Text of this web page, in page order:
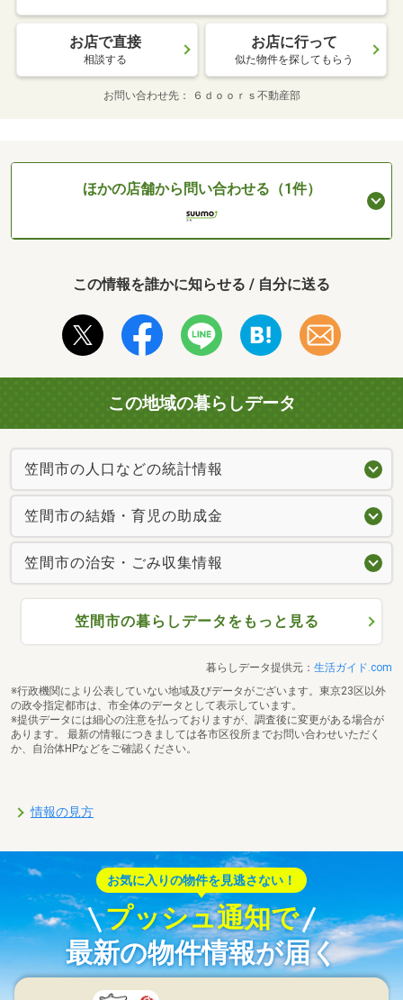
お店で直接
相談する
お店に行って
似た物件を探してもらう
お問い合わせ先 ６ｄｏｏｒｓ不動産部
ほかの店舗から問い合わせる（1件）
この情報を誰かに知らせる / 自分に送る
この地域の暮らしデータ
笠間市の人口などの統計情報
笠間市の結婚・育児の助成金
笠間市の治安・ごみ収集情報
笠間市の暮らしデータをもっと見る
暮らしデータ提供元： 生活ガイド.com
※行政機関により公表していない地域及びデータがございます。東京23区以外
の政令指定都市は、市全体のデータとして表示しています。
※提供データには細心の注意を払っておりますが、調査後に変更がある場合が
あります。 最新の情報につきましては各市区役所までお問い合わせいただく
か、自治体HPなどをご確認ください。
情報の見方
お気に入りの物件を見逃さない！
プッシュ通知で
最新の物件情報が届く